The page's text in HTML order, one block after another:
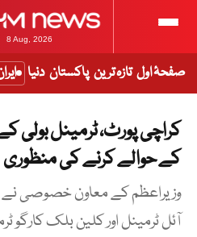
8 Aug, 2026
صفحۂ اول تازہ ترین پاکستان دنیا
کراچی پورٹ، ٹرمینل بولی
کے حوالے کرنے کی منظوری
وزیراعظم کے معاون خصوصی نے
آئل ٹرمینل اور کلین بلک